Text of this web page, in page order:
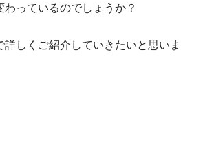
っているのでしょうか？
しくご紹介していきたいと思いま